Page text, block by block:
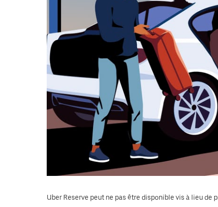
Uber Reserve peut ne pas être disponible vis à lieu de